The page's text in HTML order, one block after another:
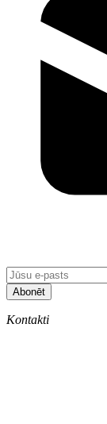
Abonēt
Kontakti